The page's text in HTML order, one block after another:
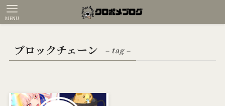
MENU
ブロックチェーン – tag –